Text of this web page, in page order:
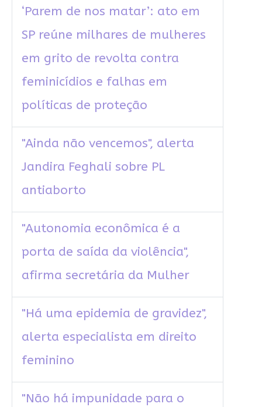
‘Parem de nos matar’: ato em
SP reúne milhares de mulheres
em grito de revolta contra
feminicídios e falhas em
políticas de proteção
"Ainda não vencemos", alerta
Jandira Feghali sobre PL
antiaborto
"Autonomia econômica é a
porta de saída da violência",
afirma secretária da Mulher
"Há uma epidemia de gravidez",
alerta especialista em direito
feminino
"Não há impunidade para o